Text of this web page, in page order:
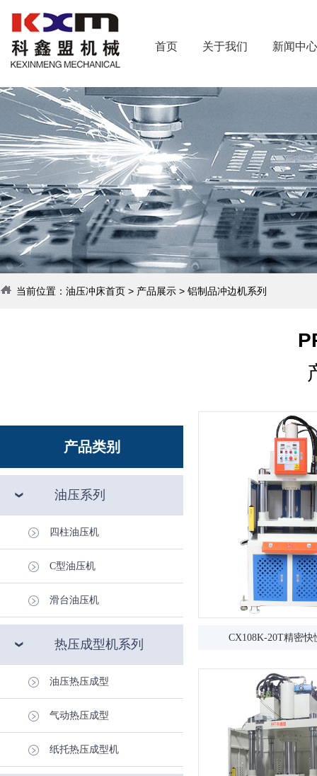
首页 关于我们 新闻中心
当前位置： 油压冲床首页 > 产品展示 > 铝制品冲边机系列
产品类别
油压系列
四柱油压机
C型油压机
滑台油压机
热压成型机系列
油压热压成型
气动热压成型
纸托热压成型机
CX108K-20T精密快